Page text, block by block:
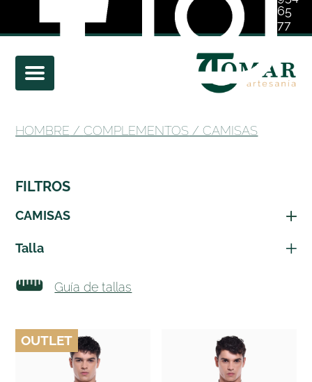
65
77
01
HOMBRE /COMPLEMENTOS / CAMISAS
FILTROS
CAMISAS
Talla
Guía de tallas
OUTLET